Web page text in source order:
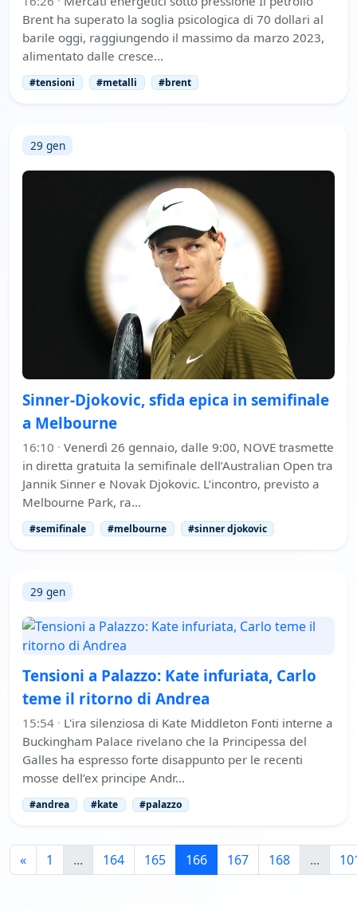
Brent ha superato la soglia psicologica di 70 dollari al
barile oggi, raggiungendo il massimo da marzo 2023,
alimentato dalle cresce…
#tensioni #metalli #brent
29 gen
Sinner-Djokovic, sfida epica in semifinale
a Melbourne
16:10 · Venerdì 26 gennaio, dalle 9:00, NOVE trasmette
in diretta gratuita la semifinale dell’Australian Open tra
Jannik Sinner e Novak Djokovic. L’incontro, previsto a
Melbourne Park, ra…
#semifinale #melbourne #sinner djokovic
29 gen
Tensioni a Palazzo: Kate infuriata, Carlo
teme il ritorno di Andrea
15:54 · L'ira silenziosa di Kate Middleton Fonti interne a
Buckingham Palace rivelano che la Principessa del
Galles ha espresso forte disappunto per le recenti
mosse dell’ex principe Andr…
#andrea #kate #palazzo
« 1 ... 164 165 166 167 168 ...